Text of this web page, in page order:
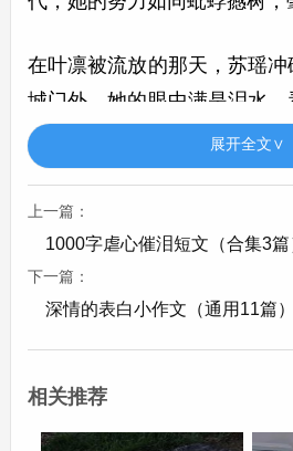
在叶凛被流放的那天，苏瑶
城门外。她的眼中满是泪水
容憔悴的叶凛，她的心仿佛
着心中的悲痛，对苏瑶说：
心，今生恐负你深情，若
伴。”苏瑶哭着喊道：“凛哥
久，你一定要回来。”
着远方，盼望着叶凛归来的
展开全文∨
上一篇：
1000字虐心催泪短文（合集3篇
下一篇：
深情的表白小作文（通用11篇）
相关推荐